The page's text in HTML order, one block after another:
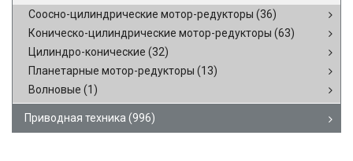
Соосно-цилиндрические мотор-редукторы (36)
Коническо-цилиндрические мотор-редукторы (63)
Цилиндро-конические (32)
Планетарные мотор-редукторы (13)
Волновые (1)
Приводная техника (996)